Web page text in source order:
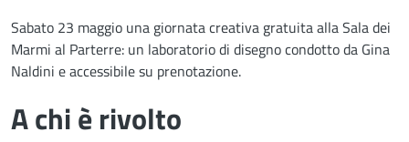
Sabato 23 maggio una giornata creativa gratuita alla Sala dei
Marmi al Parterre: un laboratorio di disegno condotto da Gina
Naldini e accessibile su prenotazione.
A chi è rivolto